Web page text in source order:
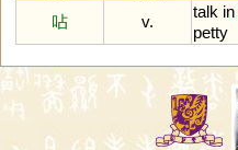
呫
v.
talk in
petty